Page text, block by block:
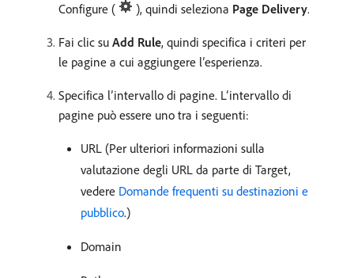
Configure (
), quindi seleziona Page Delivery.
Fai clic su Add Rule, quindi specifica i criteri per
le pagine a cui aggiungere l’esperienza.
Specifica l’intervallo di pagine. L’intervallo di
pagine può essere uno tra i seguenti:
URL (Per ulteriori informazioni sulla
valutazione degli URL da parte di Target,
vedere Domande frequenti su destinazioni e
pubblico.)
Domain